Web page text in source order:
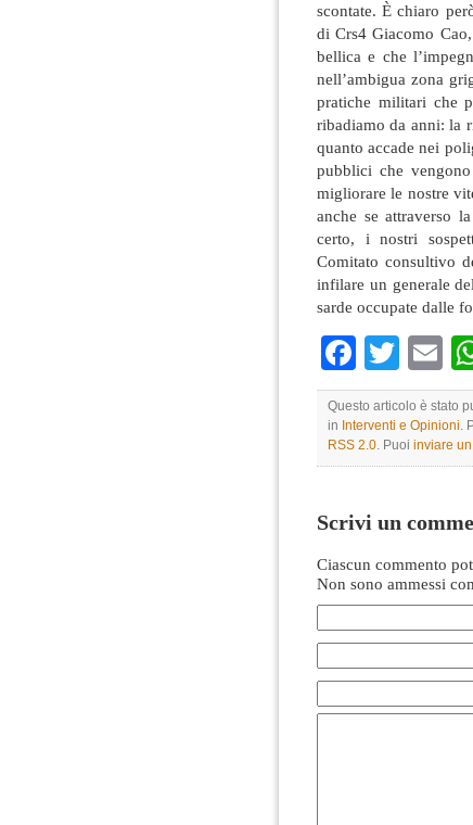
scontate. È chiaro
di Crs4 Giacomo
bellica e che
nell’ambigua zona
pratiche militari che
ribadiamo da anni: la
quanto accade nei
pubblici che
migliorare le nostre
anche se attraverso
certo, i nostri
Comitato consultivo
infilare un generale
sarde occupate dalle
Questo articolo è stato
in Interventi e Opinioni.
RSS 2.0. Puoi inviare
Scrivi un
Ciascun commento
Non sono ammessi